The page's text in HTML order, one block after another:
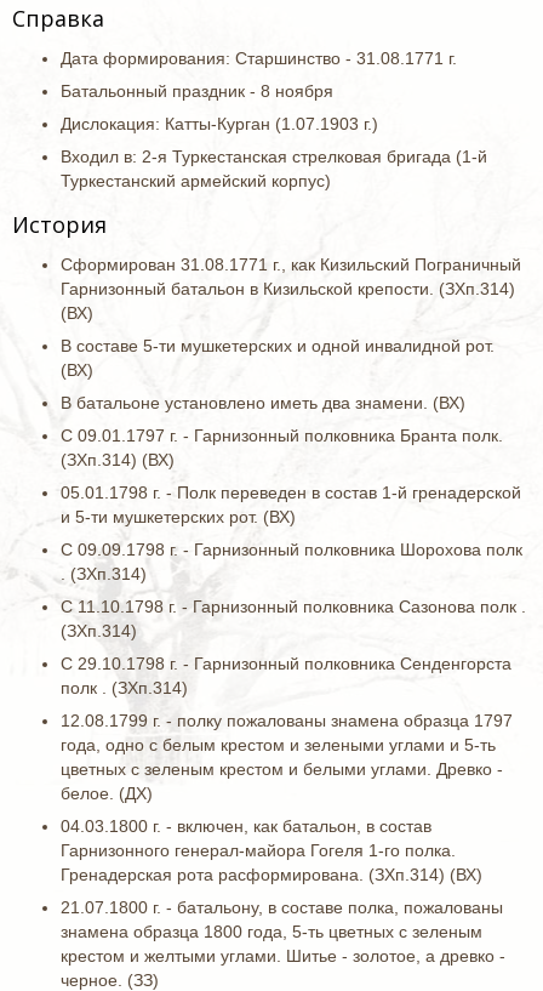
Справка
Дата формирования: Старшинство - 31.08.1771 г.
Батальонный праздник - 8 ноября
Дислокация: Катты-Курган (1.07.1903 г.)
Входил в: 2-я Туркестанская стрелковая бригада (1-й
Туркестанский армейский корпус)
История
Сформирован 31.08.1771 г., как Кизильский Пограничный
Гарнизонный батальон в Кизильской крепости. (ЗХп.314)
(ВХ)
В составе 5-ти мушкетерских и одной инвалидной рот.
(ВХ)
В батальоне установлено иметь два знамени. (ВХ)
С 09.01.1797 г. - Гарнизонный полковника Бранта полк.
(ЗХп.314) (ВХ)
05.01.1798 г. - Полк переведен в состав 1-й гренадерской
и 5-ти мушкетерских рот. (ВХ)
С 09.09.1798 г. - Гарнизонный полковника Шорохова полк
. (ЗХп.314)
С 11.10.1798 г. - Гарнизонный полковника Сазонова полк .
(ЗХп.314)
С 29.10.1798 г. - Гарнизонный полковника Сенденгорста
полк . (ЗХп.314)
12.08.1799 г. - полку пожалованы знамена образца 1797
года, одно с белым крестом и зелеными углами и 5-ть
цветных с зеленым крестом и белыми углами. Древко -
белое. (ДХ)
04.03.1800 г. - включен, как батальон, в состав
Гарнизонного генерал-майора Гогеля 1-го полка.
Гренадерская рота расформирована. (ЗХп.314) (ВХ)
21.07.1800 г. - батальону, в составе полка, пожалованы
знамена образца 1800 года, 5-ть цветных с зеленым
крестом и желтыми углами. Шитье - золотое, а древко -
черное. (ЗЗ)